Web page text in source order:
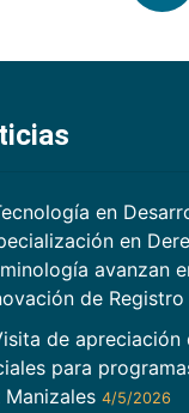
en
en
avanzan
de
de apreciación
para
Manizales 4/5/2026